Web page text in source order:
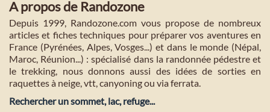
A propos de Randozone
Depuis 1999, Randozone.com vous propose de nombreux
articles et fiches techniques pour préparer vos aventures en
France (Pyrénées, Alpes, Vosges...) et dans le monde (Népal,
Maroc, Réunion...) : spécialisé dans la randonnée pédestre et
le trekking, nous donnons aussi des idées de sorties en
raquettes à neige, vtt, canyoning ou via ferrata.
Rechercher un sommet, lac, refuge...